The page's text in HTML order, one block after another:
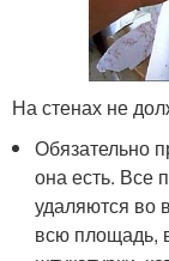
На стенах не
Обязательно
она есть. Все
удаляются во
всю площадь,